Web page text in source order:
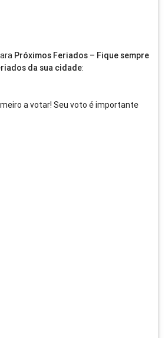
Próximos Feriados – Fique sempre
da sua cidade:
a votar! Seu voto é importante